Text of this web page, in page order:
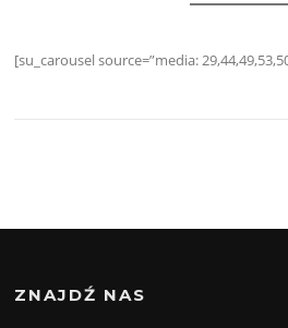
[su_carousel source=”media:
ZNAJDŹ NAS